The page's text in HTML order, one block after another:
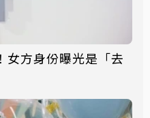
女方身份曝光是「去